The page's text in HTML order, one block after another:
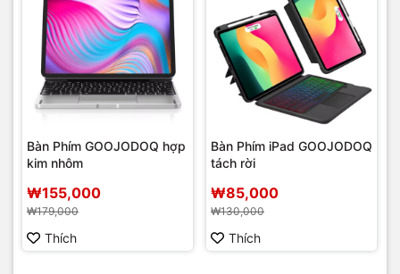
Bàn Phím GOOJODOQ hợp
kim nhôm
₩155,000
₩179,000
Thích
Bàn Phím iPad GOOJODOQ
tách rời
₩85,000
₩130,000
Thích